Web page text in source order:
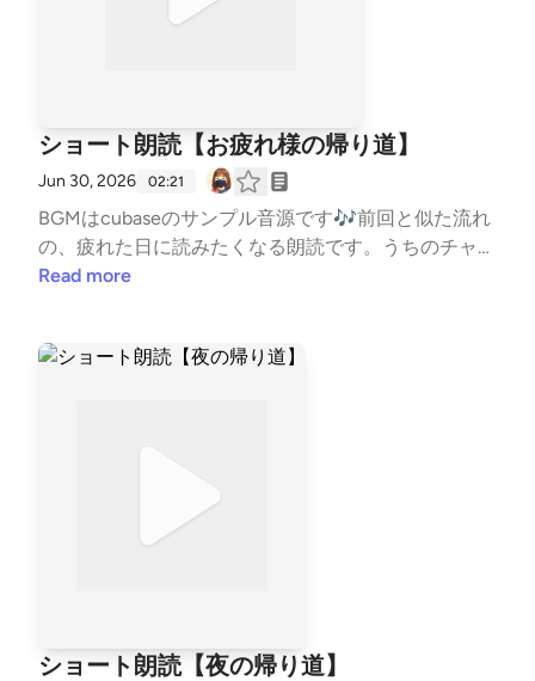
ショート朗読【お疲れ様の帰り道】
Jun 30, 2026 02:21
BGMはcubaseのサンプル音源です🎶前回と似た流れ
の、疲れた日に読みたくなる朗読です。うちのチャッ
ピー作（ChatGPT）#朗読
Read more
ショート朗読【夜の帰り道】